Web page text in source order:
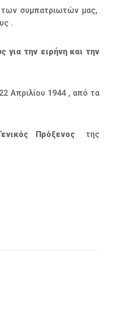
των συμπατριωτών μας,
.
την ειρήνη και την
Απριλίου 1944 , από τα
Πρόξενος
της